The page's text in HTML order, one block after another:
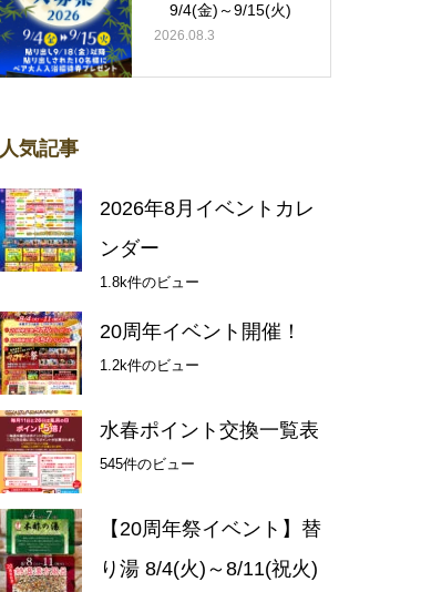
9/4(金)～9/15(火)
2026.08.3
人気記事
2026年8月イベントカレ
ンダー
1.8k件のビュー
20周年イベント開催！
1.2k件のビュー
水春ポイント交換一覧表
545件のビュー
【20周年祭イベント】替
り湯 8/4(火)～8/11(祝火)